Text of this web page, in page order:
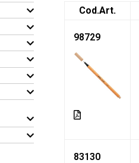
Cod.Art.
98729
83130